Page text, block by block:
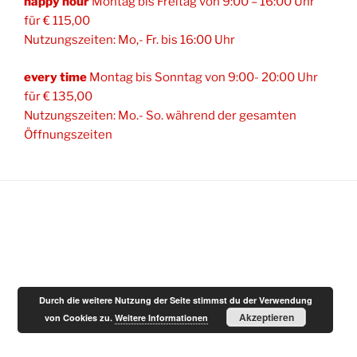
für € 115,00
Nutzungszeiten: Mo,- Fr. bis 16:00 Uhr
every time Montag bis Sonntag von 9:00- 20:00 Uhr
für € 135,00
Nutzungszeiten: Mo.- So. während der gesamten
Öffnungszeiten
Durch die weitere Nutzung der Seite stimmst du der Verwendung
von Cookies zu.Weitere Informationen Akzeptieren